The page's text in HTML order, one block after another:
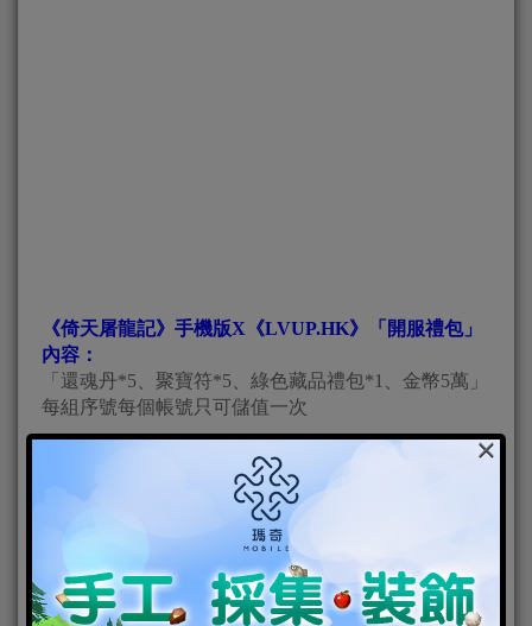
《倚天屠龍記》手機版X《LVUP.HK》「開服禮包」
內容：
「還魂丹*5、聚寶符*5、綠色藏品禮包*1、金幣5萬」
每組序號每個帳號只可儲值一次
《倚天屠龍記》手機版Android下載
《倚天屠龍記》手機版iOS下載
《倚天屠龍記》手機版FB專頁
《倚天屠龍記》手機版官方網頁
×